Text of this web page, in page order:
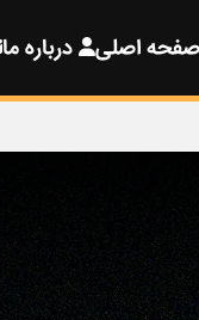
اصلی درباره ما